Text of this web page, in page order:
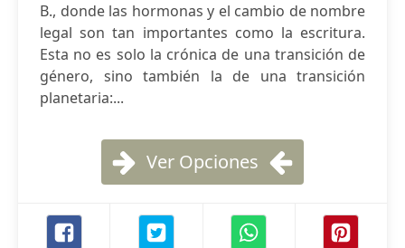
B., donde las hormonas y el cambio de nombre
legal son tan importantes como la escritura.
Esta no es solo la crónica de una transición de
género, sino también la de una transición
planetaria:...
Ver Opciones